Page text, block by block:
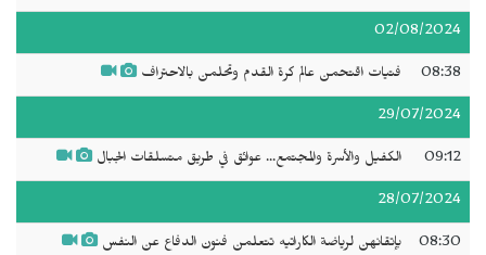
02/08/2024
08:38 فتيات اقتحمن عالم كرة القدم وتحلمن بالاحتراف
29/07/2024
09:12 الكفيل والأسرة والمجتمع... عوائق في طريق متسلقات الجبال
28/07/2024
08:30 بإتقانهن لرياضة الكاراتيه تتعلمن فنون الدفاع عن النفس